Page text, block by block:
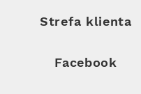
Strefa klienta
Facebook